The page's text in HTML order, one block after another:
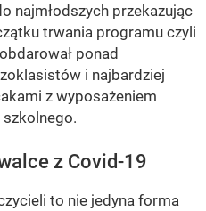
najmłodszych przekazując
trwania programu czyli
ponad
i najbardziej
z wyposażeniem
z Covid-19
to nie jedyna forma